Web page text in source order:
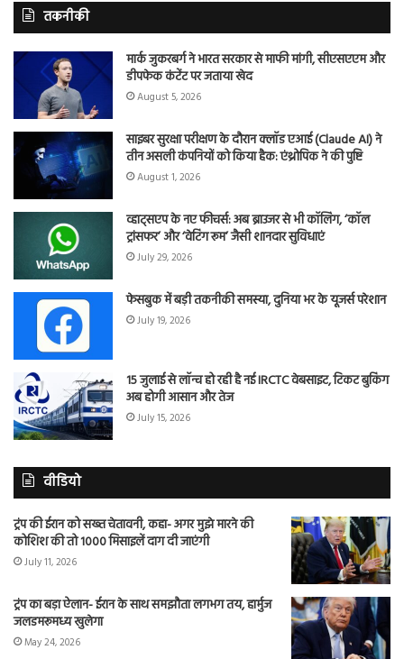
तकनीकी
मार्क जुकरबर्ग ने भारत सरकार से माफी मांगी, सीएसएएम और
डीपफेक कंटेंट पर जताया खेद
August 5, 2026
साइबर सुरक्षा परीक्षण के दौरान क्लॉड एआई (Claude AI) ने
तीन असली कंपनियों को किया हैक: एंथ्रोपिक ने की पुष्टि
August 1, 2026
व्हाट्सएप के नए फीचर्स: अब ब्राउजर से भी कॉलिंग, ‘कॉल
ट्रांसफर’ और ‘वेटिंग रूम’ जैसी शानदार सुविधाएं
July 29, 2026
फेसबुक में बड़ी तकनीकी समस्या, दुनिया भर के यूजर्स परेशान
July 19, 2026
15 जुलाई से लॉन्च हो रही है नई IRCTC वेबसाइट, टिकट बुकिंग
अब होगी आसान और तेज
July 15, 2026
वीडियो
ट्रंप की ईरान को सख्त चेतावनी, कहा- अगर मुझे मारने की
कोशिश की तो 1000 मिसाइलें दाग दी जाएंगी
July 11, 2026
ट्रंप का बड़ा ऐलान- ईरान के साथ समझौता लगभग तय, हार्मुज
जलडमरूमध्य खुलेगा
May 24, 2026